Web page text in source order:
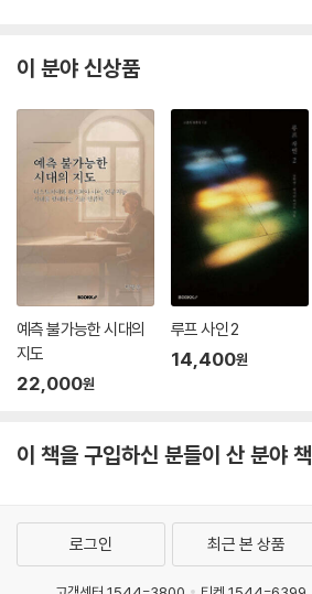
이 분야 신상품
예측 불가능한 시대의
지도
22,000원
루프 사인 2
14,400원
이 책을 구입하신 분들이 산 분야 책
로그인 최근 본 상품